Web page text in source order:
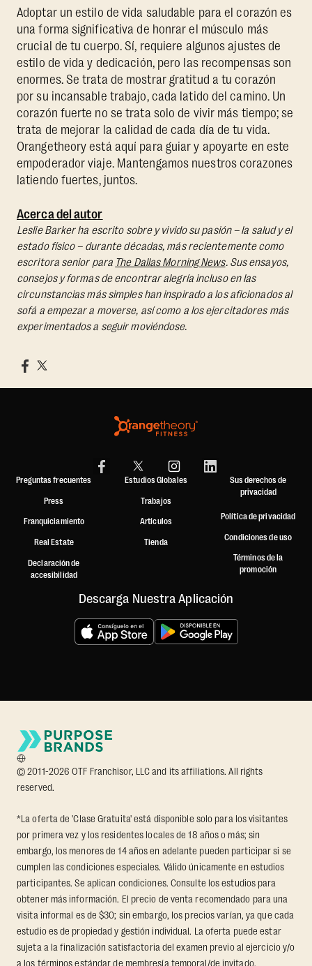
Adoptar un estilo de vida saludable para el corazón es
una forma significativa de honrar el músculo más
crucial de tu cuerpo. Sí, requiere algunos ajustes de
estilo de vida y dedicación, pero las recompensas son
enormes. Se trata de mostrar gratitud a tu corazón
por su incansable trabajo, cada latido del camino. Un
corazón fuerte no se trata solo de vivir más tiempo; se
trata de mejorar la calidad de cada día de tu vida.
Orangetheory está aquí para guiar y apoyarte en este
empoderador viaje. Mantengamos nuestros corazones
latiendo fuertes, juntos.
Acerca del autor
Leslie Barker ha escrito sobre y vivido su pasión – la salud y el
estado físico – durante décadas, más recientemente como
escritora senior para The Dallas Morning News. Sus ensayos,
consejos y formas de encontrar alegría incluso en las
circunstancias más simples han inspirado a los aficionados al
sofá a empezar a moverse, así como a los ejercitadores más
experimentados a seguir moviéndose.
Preguntas frecuentes
Press
Franquiciamiento
Real Estate
Declaración de
accesibilidad
Estudios Globales
Trabajos
Artículos
Tienda
Sus derechos de
privacidad
Política de privacidad
Condiciones de uso
Términos de la
promoción
Descarga Nuestra Aplicación
© 2011-2026 OTF Franchisor, LLC and its affiliations. All rights
reserved.
*La oferta de 'Clase Gratuita' está disponible solo para los visitantes
por primera vez y los residentes locales de 18 años o más; sin
embargo, los menores de 14 años en adelante pueden participar si se
cumplen las condiciones especiales. Válido únicamente en estudios
participantes. Se aplican condiciones. Consulte los estudios para
obtener más información. El precio de venta recomendado para una
visita informal es de $30; sin embargo, los precios varían, ya que cada
estudio es de propiedad y gestión individual. La oferta puede estar
sujeta a la finalización satisfactoria del examen previo al ejercicio y/o
a los términos estándar de membresía temporal/de invitado.